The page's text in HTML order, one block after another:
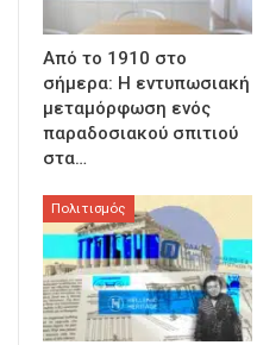
Από το 1910 στο
σήμερα: Η εντυπωσιακή
μεταμόρφωση ενός
παραδοσιακού σπιτιού
στα…
Πολιτισμός